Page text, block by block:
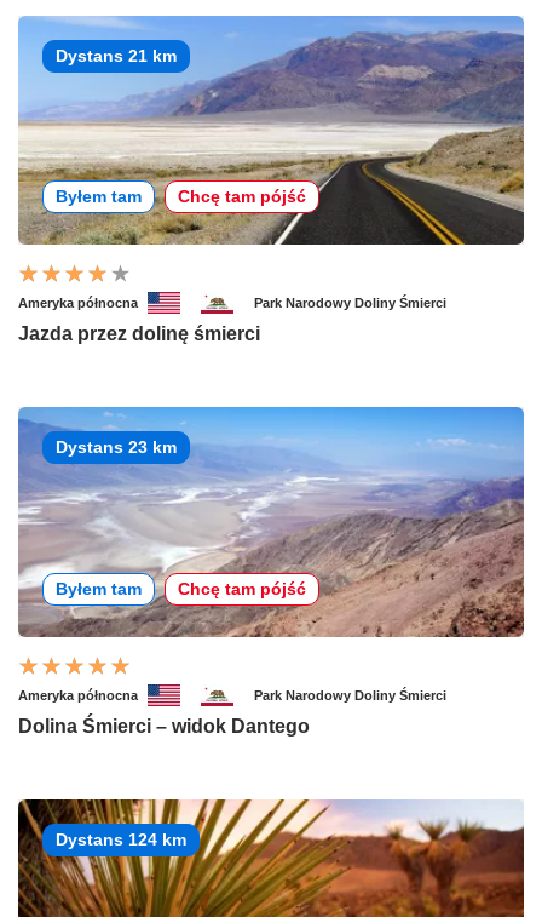
Dystans 21 km
Byłem tam Chcę tam pójść
Ameryka północna Park Narodowy Doliny Śmierci
Jazda przez dolinę śmierci
Dystans 23 km
Byłem tam Chcę tam pójść
Ameryka północna Park Narodowy Doliny Śmierci
Dolina Śmierci – widok Dantego
Dystans 124 km